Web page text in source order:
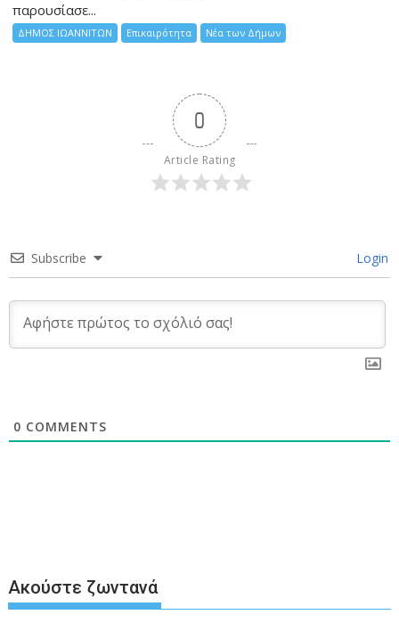
παρουσίασε...
ΔΗΜΟΣ ΙΩΑΝΝΙΤΩΝ Επικαιρότητα Νέα των Δήμων
0
Article Rating
Subscribe Login
0 COMMENTS
Ακούστε ζωντανά